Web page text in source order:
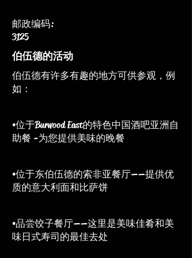
邮政编码:
3125
伯伍德的活动
伯伍德有许多有趣的地方可供参观，例
如：
•位于Burwood East的特色中国酒吧亚洲自
助餐 -为您提供美味的晚餐
•位于东伯伍德的索非亚餐厅——提供优
质的意大利面和比萨饼
•品尝饺子餐厅——这里是美味佳肴和美
味日式寿司的最佳去处